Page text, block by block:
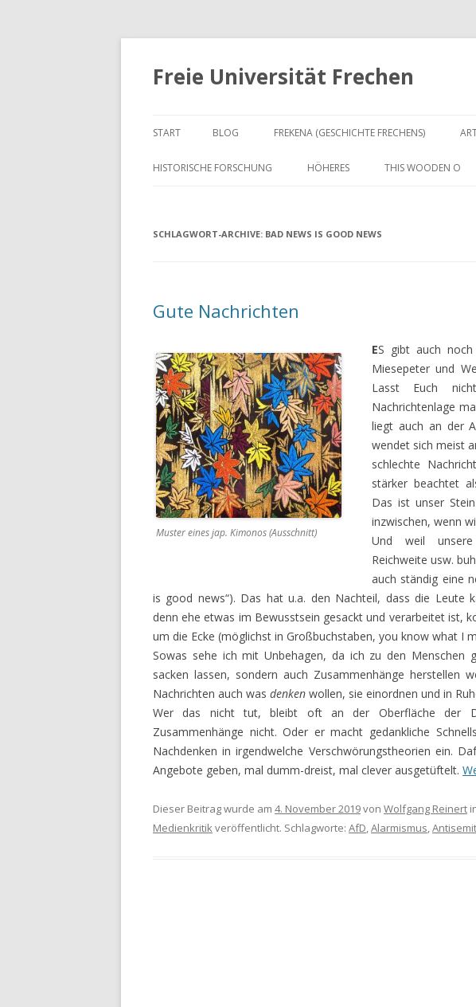
Freie Universität Frechen
START BLOG FREKENA (GESCHICHTE FRECHENS)
HISTORISCHE FORSCHUNG HÖHERES THIS WOODEN O
SCHLAGWORT-ARCHIVE: BAD NEWS IS GOOD NEWS
Gute Nachrichten
Muster eines jap. Kimonos (Ausschnitt)
ES gibt auch
Miesepeter und
Lasst Euch
Nachrichtenlage
liegt auch an der
wendet sich meist
schlechte
stärker beachtet
Das ist unser
inzwischen, wenn
Und weil unsere
Reichweite usw.
auch ständig eine
is good news“). Das hat u.a. den Nachteil, dass die Leute
denn ehe etwas im Bewusstsein gesackt und verarbeitet ist,
um die Ecke (möglichst in Großbuchstaben, you know what I
Sowas sehe ich mit Unbehagen, da ich zu den Menschen
sacken lassen, sondern auch Zusammenhänge herstellen
Nachrichten auch was denken wollen, sie einordnen und in
Wer das nicht tut, bleibt oft an der Oberfläche der
Zusammenhänge nicht. Oder er macht gedankliche
Nachdenken in irgendwelche Verschwörungstheorien ein.
Angebote geben, mal dumm-dreist, mal clever ausgetüftelt.
Dieser Beitrag wurde am 4. November 2019von Wolfgang Reinert
Medienkritikveröffentlicht. Schlagworte: AfD,Alarmismus,